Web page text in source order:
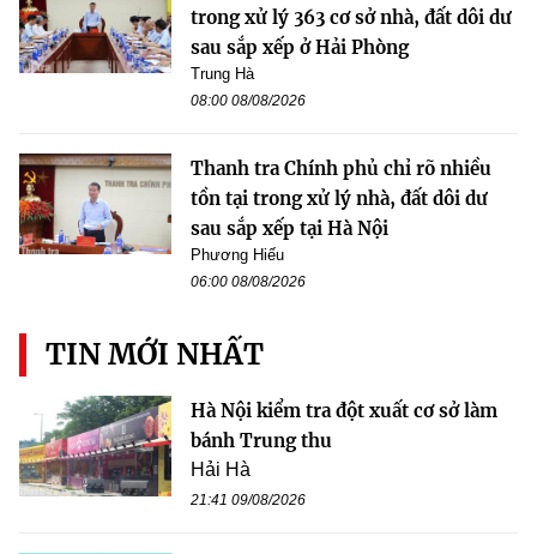
trong xử lý 363 cơ sở nhà, đất dôi dư
sau sắp xếp ở Hải Phòng
Trung Hà
08:00 08/08/2026
Thanh tra Chính phủ chỉ rõ nhiều
tồn tại trong xử lý nhà, đất dôi dư
sau sắp xếp tại Hà Nội
Phương Hiếu
06:00 08/08/2026
TIN MỚI NHẤT
Hà Nội kiểm tra đột xuất cơ sở làm
bánh Trung thu
Hải Hà
21:41 09/08/2026